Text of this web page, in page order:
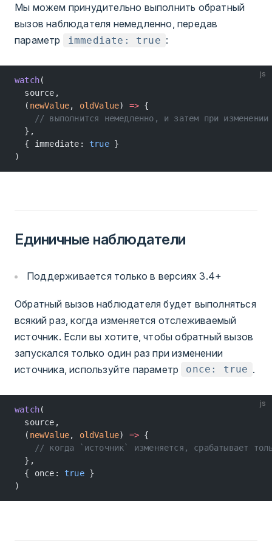
Мы можем принудительно выполнить обратный
вызов наблюдателя немедленно, передав
параметр
immediate: true :
js
watch(
  source,
  (
newValue, oldValue) => {
// выполнится немедленно, и затем при изменении
  },
  { immediate:
true }
)
Единичные наблюдатели
Поддерживается только в версиях 3.4+
Обратный вызов наблюдателя будет выполняться
всякий раз, когда изменяется отслеживаемый
источник. Если вы хотите, чтобы обратный вызов
запускался только один раз при изменении
источника, используйте параметр
once: true .
js
watch(
  source,
  (
newValue, oldValue) => {
// когда `источник` изменяется, срабатывает
  },
  { once:
true }
)